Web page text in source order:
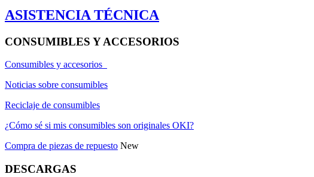
ASISTENCIA TÉCNICA
CONSUMIBLES Y ACCESORIOS
Consumibles y accesorios
Noticias sobre consumibles
Reciclaje de consumibles
¿Cómo sé si mis consumibles son originales OKI?
Compra de piezas de repuesto New
DESCARGAS